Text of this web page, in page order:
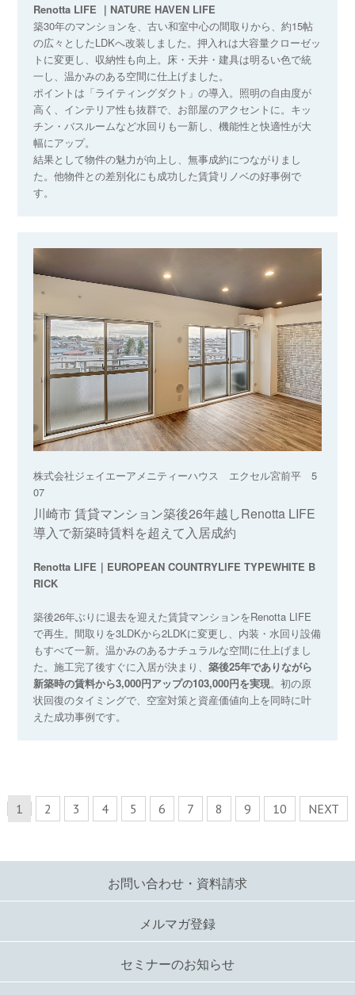
Renotta LIFE ｜NATURE HAVEN LIFE
築30年のマンションを、古い和室中心の間取りから、約15帖
の広々としたLDKへ改装しました。押入れは大容量クローゼッ
トに変更し、収納性も向上。床・天井・建具は明るい色で統
一し、温かみのある空間に仕上げました。
ポイントは「ライティングダクト」の導入。照明の自由度が
高く、インテリア性も抜群で、お部屋のアクセントに。キッ
チン・バスルームなど水回りも一新し、機能性と快適性が大
幅にアップ。
結果として物件の魅力が向上し、無事成約につながりまし
た。他物件との差別化にも成功した賃貸リノベの好事例で
す。
株式会社ジェイエーアメニティーハウス エクセル宮前平 5
07
川崎市 賃貸マンション築後26年越しRenotta LIFE
導入で新築時賃料を超えて入居成約
Renotta LIFE｜EUROPEAN COUNTRYLIFE TYPEWHITE B
RICK
築後26年ぶりに退去を迎えた賃貸マンションをRenotta LIFE
で再生。間取りを3LDKから2LDKに変更し、内装・水回り設備
もすべて一新。温かみのあるナチュラルな空間に仕上げまし
た。施工完了後すぐに入居が決まり、築後25年でありながら
新築時の賃料から3,000円アップの103,000円を実現。初の原
状回復のタイミングで、空室対策と資産価値向上を同時に叶
えた成功事例です。
1 2 3 4 5 6 7 8 9 10 NEXT
お問い合わせ・資料請求
メルマガ登録
セミナーのお知らせ